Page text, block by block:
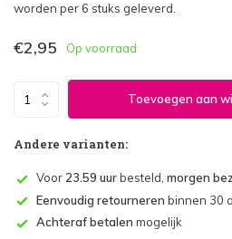
worden per 6 stuks geleverd.
€2,95 Op voorraad
Toevoegen aan
Andere varianten:
Voor 23.59 uurbesteld, morgen
Eenvoudig retourneren binnen 30
Achteraf betalen mogelijk